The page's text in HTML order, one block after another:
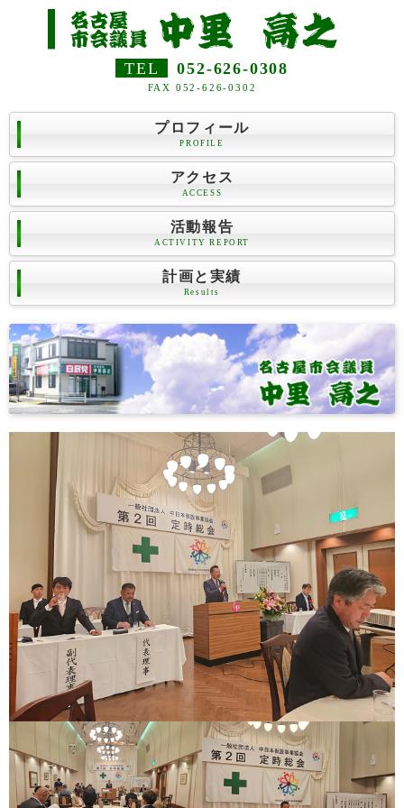
TEL 052-626-0308
FAX 052-626-0302
プロフィール
PROFILE
アクセス
ACCESS
活動報告
ACTIVITY REPORT
計画と実績
Results